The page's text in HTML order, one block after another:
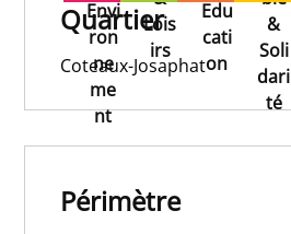
Envi
ron
ne
me
nt
Lois
irs
Edu
cati
on
&
Soli
dari
té
Quartier
Coteaux-Josaphat
Périmètre